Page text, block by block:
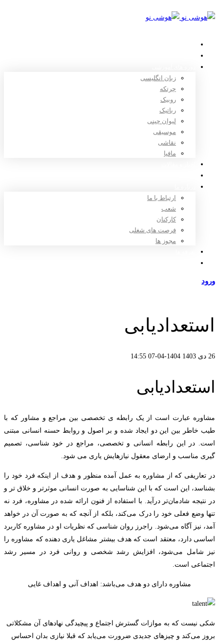
زبان انگلیسی
چرتکه
روبیک
رباتیک
لیوان چینی
موسیقی
نقاشی
مافیا
ارتباط با ما
شعب
کارکنان
فرصت های شغلی
مجوز ها
ورود
استعدادیابی
26 دی 1403 1404-04-07 14:55
استعدادیابی
مشاوره عبارت است از یک رابطه ی تخصصی بین مراجع و مشاور که با
طیب خاطر بین این دو ایجاد شده و بر اصول و روابط حسنه انسانی مبتنی
است. در این رابطه انسانی و تخصصی، مراجع در خود شناسی، تصمیم
گیری مناسب و ارضای معقول نیازهایش یاری می شود.
در تعاریفی که از مشاوره به عمل آمده منظور و هدف از اینکه فرد خود را
بشناسد، این است که با این شناسایی به صورت انسانی موثرتر و خلاق تر و
در نتیجه شادمان‌تر درآید. با استفاده از فنون ارائه شده در مشاوره، فرد نه
تنها وضع فعلی خود را درک می‌کند، بلکه از آنچه که به صورت آن در خواهد
آمد، نیز آگاه می‌شود. راجرز روان شناسی که نظریات او در مشاوره کاربرد
اساسی دارد، معتقد است که هدف بیشتر مشاغل یاری دهنده که مشاوره را
نیز شامل می‌شود، افزایش رشد شخصی و روانی فرد در مسیر رشد
اجتماعی است.
مشاوره دارای دو هدف می‌باشد: اهداف آنی و اهداف غایی
شکی نیست که به موازات گسترش اجتماع و پیچیدگی نهادهای آن مشکلاتی
بروز می‌کند و چیزهای جدیدی ضرورت می‌یابد که قبلا نیازی بدان احساس